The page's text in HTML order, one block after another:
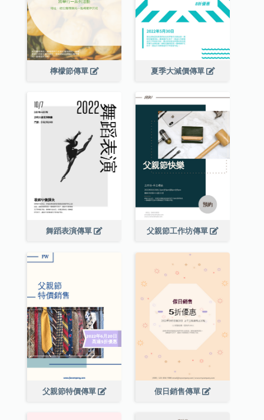
檸檬節傳單 夏季大減價傳單
舞蹈表演傳單 父親節工作坊傳單
父親節特價傳單 假日銷售傳單